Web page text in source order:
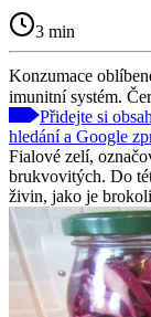
3 min
Konzumace
imunitní systém.
Přidejte si
hledání a Google
Fialové zelí,
brukvovitých. Do
živin, jako je